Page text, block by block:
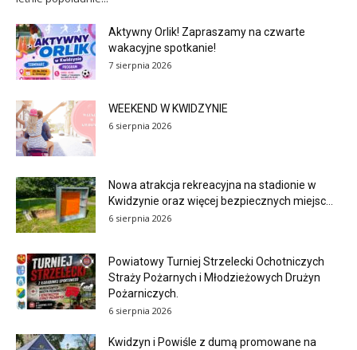
Aktywny Orlik! Zapraszamy na czwarte
wakacyjne spotkanie!
7 sierpnia 2026
WEEKEND W KWIDZYNIE
6 sierpnia 2026
Nowa atrakcja rekreacyjna na stadionie w
Kwidzynie oraz więcej bezpiecznych miejsc...
6 sierpnia 2026
Powiatowy Turniej Strzelecki Ochotniczych
Straży Pożarnych i Młodzieżowych Drużyn
Pożarniczych.
6 sierpnia 2026
Kwidzyn i Powiśle z dumą promowane na